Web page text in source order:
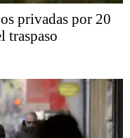
privadas por 20
traspaso